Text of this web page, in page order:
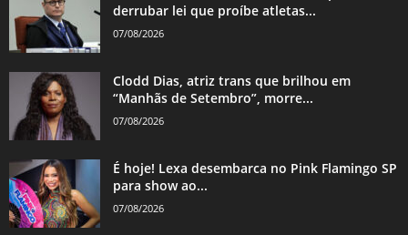
derrubar lei que proíbe atletas...
07/08/2026
Clodd Dias, atriz trans que brilhou em
“Manhãs de Setembro”, morre...
07/08/2026
É hoje! Lexa desembarca no Pink Flamingo SP
para show ao...
07/08/2026